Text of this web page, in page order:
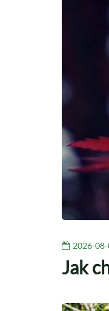
2026-
Jak